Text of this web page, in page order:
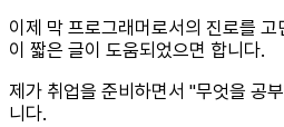
이제 막 프로그래머로서의 진로를 고
이 짧은 글이 도움되었으면 합니다.
제가 취업을 준비하면서 "무엇을 공
니다.